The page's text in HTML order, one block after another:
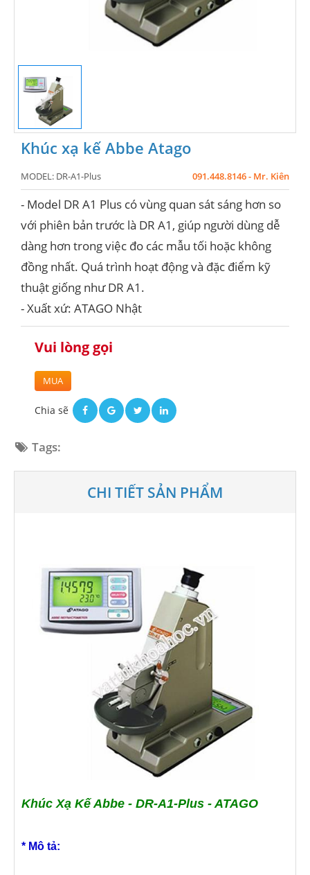
Khúc xạ kế Abbe Atago
MODEL: DR-A1-Plus 091.448.8146 - Mr. Kiên
- Model DR A1 Plus có vùng quan sát sáng hơn so
với phiên bản trước là DR A1, giúp người dùng dễ
dàng hơn trong việc đo các mẫu tối hoặc không
đồng nhất. Quá trình hoạt động và đặc điểm kỹ
thuật giống như DR A1.
- Xuất xứ: ATAGO Nhật
Vui lòng gọi
MUA
Chia sẽ
Tags:
CHI TIẾT SẢN PHẨM
Khúc Xạ Kế Abbe - DR-A1-Plus - ATAGO
* Mô tả: